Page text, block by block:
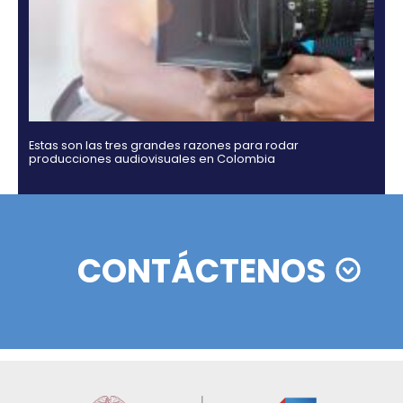
Rating agencies Moody's, Fitch and Standard &
ratify their confidence in Colombia